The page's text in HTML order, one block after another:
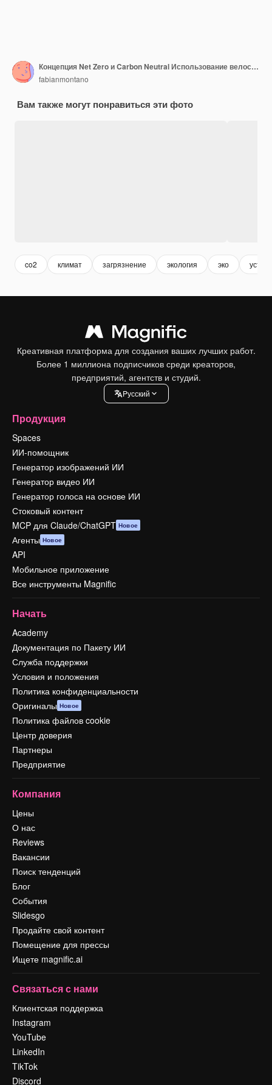
Концепция Net Zero и Carbon Neutral Использование велосипеда с нулевыми выбросами
fabianmontano
Вам также могут понравиться эти фото
co2 климат загрязнение экология эко
Креативная платформа для создания ваших лучших работ.
Более 1 миллиона подписчиков среди креаторов,
предприятий, агентств и студий.
Pусский
Продукция
Spaces
ИИ-помощник
Генератор изображений ИИ
Генератор видео ИИ
Генератор голоса на основе ИИ
Стоковый контент
MCP для Claude/ChatGPT Новое
Агенты Новое
API
Мобильное приложение
Все инструменты Magnific
Начать
Academy
Документация по Пакету ИИ
Служба поддержки
Условия и положения
Политика конфиденциальности
Оригиналы Новое
Политика файлов cookie
Центр доверия
Партнеры
Предприятие
Компания
Цены
О нас
Reviews
Вакансии
Поиск тенденций
Блог
События
Slidesgo
Продайте свой контент
Помещение для прессы
Ищете magnific.ai
Связаться с нами
Клиентская поддержка
Instagram
YouTube
LinkedIn
TikTok
Discord